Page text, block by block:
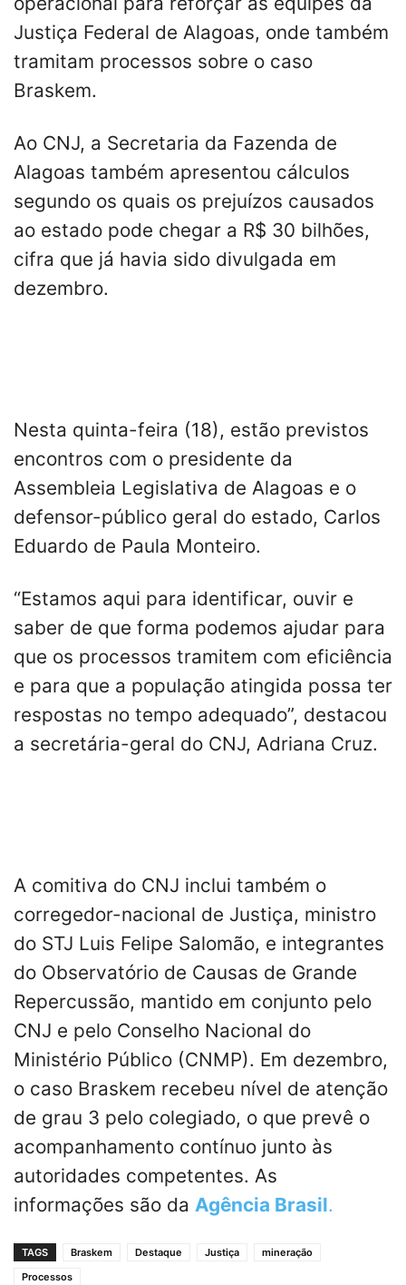
Justiça Federal de Alagoas, onde também
tramitam processos sobre o caso
Braskem.
Ao CNJ, a Secretaria da Fazenda de
Alagoas também apresentou cálculos
segundo os quais os prejuízos causados
ao estado pode chegar a R$ 30 bilhões,
cifra que já havia sido divulgada em
dezembro.
Nesta quinta-feira (18), estão previstos
encontros com o presidente da
Assembleia Legislativa de Alagoas e o
defensor-público geral do estado, Carlos
Eduardo de Paula Monteiro.
“Estamos aqui para identificar, ouvir e
saber de que forma podemos ajudar para
que os processos tramitem com eficiência
e para que a população atingida possa ter
respostas no tempo adequado”, destacou
a secretária-geral do CNJ, Adriana Cruz.
A comitiva do CNJ inclui também o
corregedor-nacional de Justiça, ministro
do STJ Luis Felipe Salomão, e integrantes
do Observatório de Causas de Grande
Repercussão, mantido em conjunto pelo
CNJ e pelo Conselho Nacional do
Ministério Público (CNMP). Em dezembro,
o caso Braskem recebeu nível de atenção
de grau 3 pelo colegiado, o que prevê o
acompanhamento contínuo junto às
autoridades competentes. As
informações são da Agência Brasil.
TAGS Braskem Destaque Justiça
mineração
Processos